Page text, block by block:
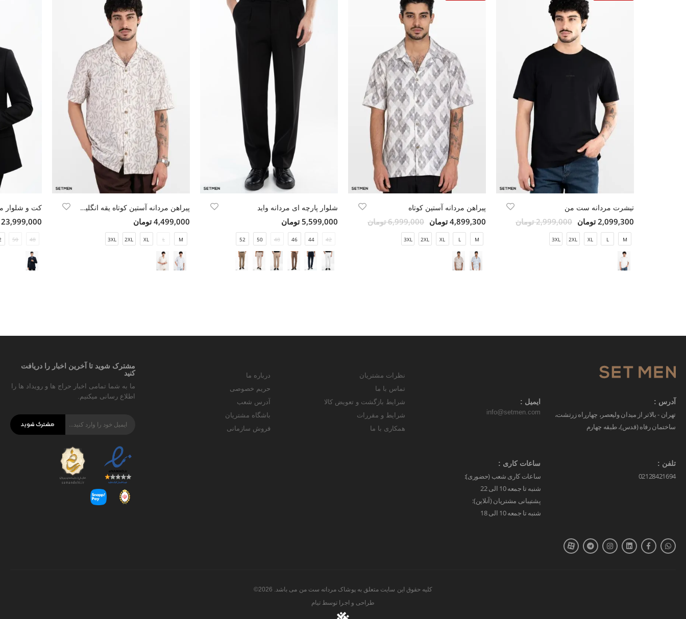
تیشرت مردانه ست من
2,099,300 تومان 2,999,000 تومان
M
L
XL
2XL
3XL
پیراهن مردانه آستین کوتاه
4,899,300 تومان 6,999,000 تومان
M
L
XL
2XL
3XL
شلوار پارچه ای مردانه واید
5,599,000 تومان
42
44
46
48
50
52
پیراهن مردانه آستین کوتاه یقه انگلیسی هاوایی
4,499,000 تومان
M
L
XL
2XL
3XL
23,999,000 تومان
48
50
آدرس :
تهران - بالاتر از میدان ولیعصر، چهارراه زرتشت،
ساختمان رفاه (قدس)، طبقه چهارم
ایمیل :
info@setmen.com
تلفن :
02128421694
ساعات کاری :
ساعات کاری شعب (حضوری):
شنبه تا جمعه 10 الی 22
پشتیبانی مشتریان (آنلاین):
شنبه تا جمعه 10 الی 18
نظرات مشتریان
تماس با ما
شرایط بازگشت و تعویض کالا
شرایط و مقررات
همکاری با ما
درباره ما
حریم خصوصی
آدرس شعب
باشگاه مشتریان
فروش سازمانی
مشترک شوید تا آخرین اخبار را دریافت
کنید
ما به شما تمامی اخبار حراج ها و رویداد ها را
اطلاع رسانی میکنیم.
مشترک شوید
کلیه حقوق این سایت متعلق به پوشاک مردانه ست من می باشد. 2026©
طراحی و اجرا توسط تیام